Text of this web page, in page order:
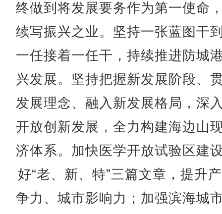
终做到将发展要务作为第一使命
续写振兴之业。坚持一张蓝图干
一任接着一任干，持续推进防城
兴发展。坚持把握新发展阶段、
发展理念、融入新发展格局，深
开放创新发展，全力构建海边山
济体系。加快医学开放试验区建
好“老、新、特”三篇文章，提升
争力、城市影响力；加强滨海城